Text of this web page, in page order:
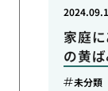
家庭
の黄
未分類